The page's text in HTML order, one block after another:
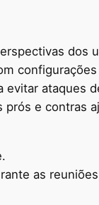
dos
ataques
e contras
as